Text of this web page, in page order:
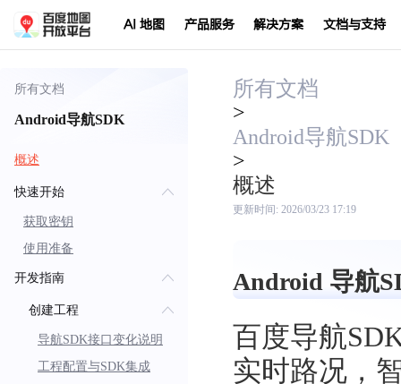
AI 地图 产品服务 解决方案 文档与支持
所有文档
Android导航SDK
概述
快速开始
获取密钥
使用准备
开发指南
创建工程
导航SDK接口变化说明
工程配置与SDK集成
所有文档
>
Android导航SDK
>
概述
更新时间: 2026/03/23 17:19
Android 导航
百度导航
实时路况，